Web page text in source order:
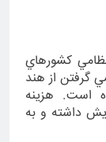
كشورهاي
گرفتن از هند
است. هزينه
۵۴درصد افزايش داشته و به